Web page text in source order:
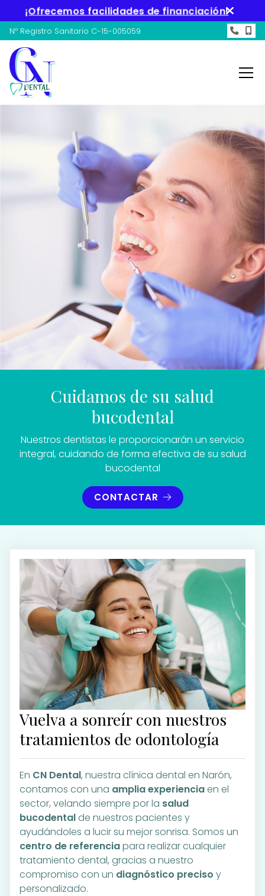
¡Ofrecemos facilidades de financiación!
Nº Registro Sanitario C-15-005059
Cuidamos de su salud
bucodental
Nuestros dentistas le proporcionarán un servicio
integral, cuidando de forma efectiva de su salud
bucodental
CONTACTAR
Vuelva a sonreír con nuestros
tratamientos de odontología
En CN Dental, nuestra clínica dental en Narón,
contamos con una amplia experienciaen el
sector, velando siempre por la salud
bucodentalde nuestros pacientes y
ayudándoles a lucir su mejor sonrisa. Somos un
centro de referenciapara realizar cualquier
tratamiento dental, gracias a nuestro
compromiso con un diagnóstico preciso y
personalizado.